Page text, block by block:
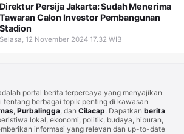
Direktur Persija Jakarta: Sudah Menerima
Tawaran Calon Investor Pembangunan
Stadion
Selasa, 12 November 2024 17.32 WIB
portal berita terpercaya yang menyajikan
tentang berbagai topik penting di kawasan
, Purbalingga, dan Cilacap. Dapatkan berita
lokal, ekonomi, politik, budaya, hiburan,
informasi yang relevan dan up-to-date